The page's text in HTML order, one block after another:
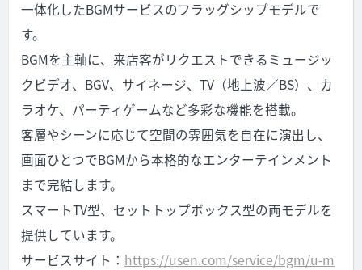
一体化したBGMサービスのフラッグシップモデルで
す。
BGMを主軸に、来店客がリクエストできるミュージッ
クビデオ、BGV、サイネージ、TV（地上波／BS）、カ
ラオケ、パーティゲームなど多彩な機能を搭載。
客層やシーンに応じて空間の雰囲気を自在に演出し、
画面ひとつでBGMから本格的なエンターテインメント
まで完結します。
スマートTV型、セットトップボックス型の両モデルを
提供しています。
サービスサイト： https://usen.com/service/bgm/u-m